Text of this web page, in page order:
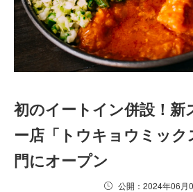
初のイートイン併設！新
ー店「トウキョウミッ
門にオープン
公開：2024年06月